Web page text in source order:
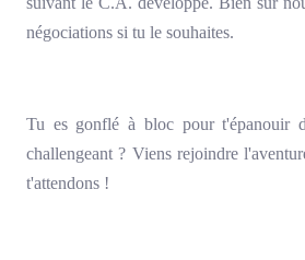
négociations si tu le souhaites.
Tu es gonflé à bloc pour t'épanouir
challengeant ? Viens rejoindre
t'attendons !